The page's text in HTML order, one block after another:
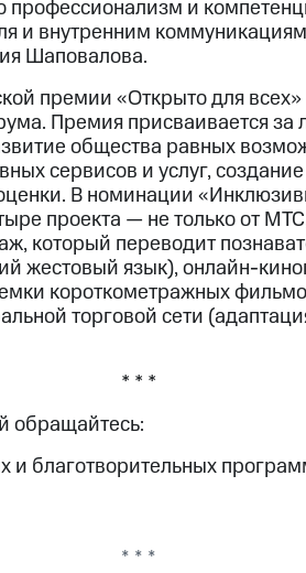
и
и внутренним
Шаповалова.
премии «Открыто для
Премия присваивается
общества равных
сервисов и услуг,
В номинации
проекта — не только от
который переводит
жестовый язык), онлайн-
короткометражных
торговой сети
* * *
обращайтесь:
и благотворительных
* * *